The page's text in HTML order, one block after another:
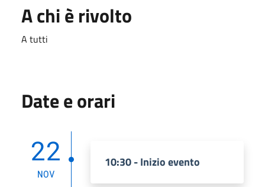
A chi è rivolto
A tutti
Date e orari
22
NOV
10:30 - Inizio evento